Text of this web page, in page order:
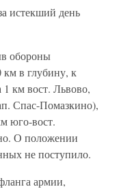
истекший день
обороны
в глубину, к
км вост. Львово,
Спас-Помазкино),
юго-вост.
О положении
не поступило.
армии,